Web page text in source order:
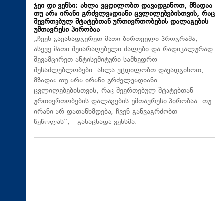
ჯეი დი ვენსი: ახლა ვცდილობთ დავადგინოთ, მზადაა
თუ არა ირანი გრძელვადიანი ცვლილებებისთვის, რაც
შეერთებულ შტატებთან ურთიერთობების დალაგების
უმთავრესი პირობაა
„ჩვენ გავანადგურეთ მათი ბირთვული პროგრამა,
ასევე მათი შეიარაღებული ძალები და რადიკალურად
შევამცირეთ ანტისემიტური სამხედრო
შესაძლებლობები. ახლა ვცდილობთ დავადგინოთ,
მზადაა თუ არა ირანი გრძელვადიანი
ცვლილებებისთვის, რაც შეერთებულ შტატებთან
ურთიერთობების დალაგების უმთავრესი პირობაა. თუ
ირანი არ დათანხმდება, ჩვენ განვაგრძობთ
ზეწოლას“, - განაცხადა ვენსმა.